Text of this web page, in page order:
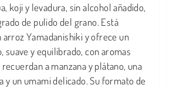
koji y levadura, sin alcohol añadido,
de pulido del grano. Está
arroz Yamadanishiki y ofrece un
suave y equilibrado, con aromas
a manzana y plátano, una
y un umami delicado. Su formato de